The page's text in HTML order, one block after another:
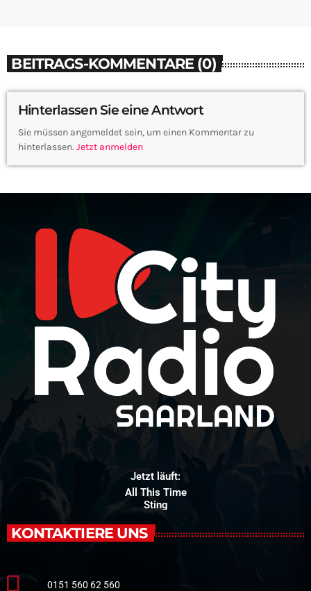
BEITRAGS-KOMMENTARE (0)
Hinterlassen Sie eine Antwort
Sie müssen angemeldet sein, um einen Kommentar zu
hinterlassen. Jetzt anmelden
Jetzt läuft:
All This Time
Sting
KONTAKTIERE UNS
0151 560 62 560